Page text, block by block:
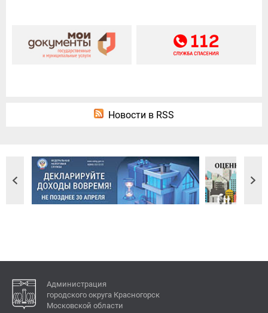
Новости в RSS
Администрация
городского округа Красногорск
Московской области